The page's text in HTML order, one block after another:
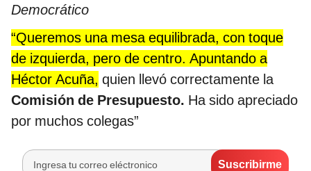
Democrático
“Queremos una mesa equilibrada, con toque
de izquierda, pero de centro. Apuntando a
Héctor Acuña, quien llevó correctamente la
Comisión de Presupuesto. Ha sido apreciado
por muchos colegas”